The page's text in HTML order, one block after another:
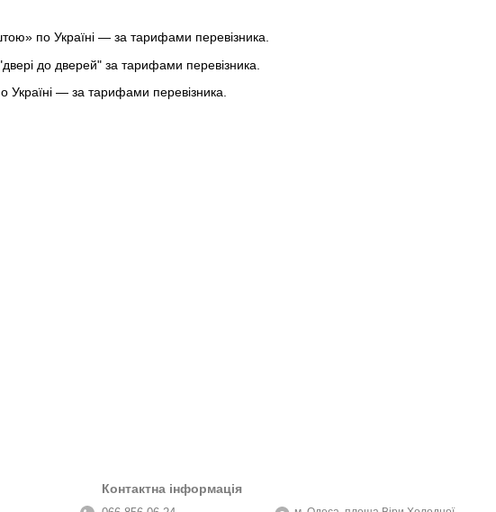
по Україні — за тарифами перевізника.
до дверей" за тарифами перевізника.
Україні — за тарифами перевізника.
Контактна інформація